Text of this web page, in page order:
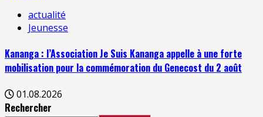
actualité
Jeunesse
Kananga : l’Association Je Suis Kananga appelle à une forte
mobilisation pour la commémoration du Genecost du 2 août
01.08.2026
Rechercher